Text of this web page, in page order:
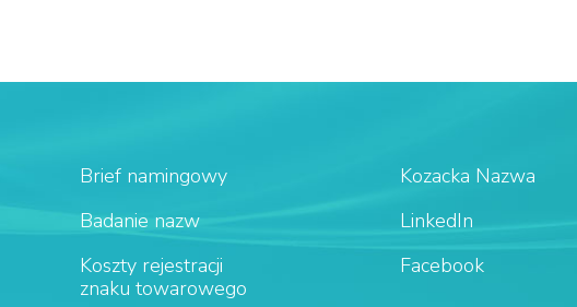
Brief namingowy
Badanie nazw
Koszty rejestracji
znaku towarowego
Kozacka Nazwa
LinkedIn
Facebook